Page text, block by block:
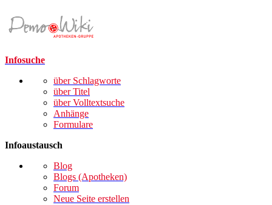
Infosuche
über Schlagworte
über Titel
über Volltextsuche
Anhänge
Formulare
Infoaustausch
Blog
Blogs (Apotheken)
Forum
Neue Seite erstellen